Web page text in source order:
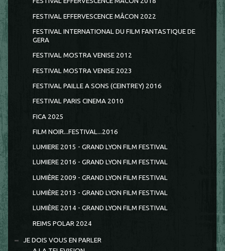
FESTIVAL EFFERVESCENCE MÂCON 2022
FESTIVAL INTERNATIONAL DU FILM FANTASTIQUE DE
GERA
FESTIVAL MOSTRA VENISE 2012
FESTIVAL MOSTRA VENISE 2023
FESTIVAL PAILLE A SONS (CEINTREY) 2016
FESTIVAL PARIS CINEMA 2010
FICA 2025
FILM NOIR...FESTIVAL...2016
LUMIERE 2015 - GRAND LYON FILM FESTIVAL
LUMIERE 2016 - GRAND LYON FILM FESTIVAL
LUMIÈRE 2009 - GRAND LYON FILM FESTIVAL
LUMIÈRE 2013 - GRAND LYON FILM FESTIVAL
LUMIÈRE 2014 - GRAND LYON FILM FESTIVAL
REIMS POLAR 2024
JE DOIS VOUS EN PARLER